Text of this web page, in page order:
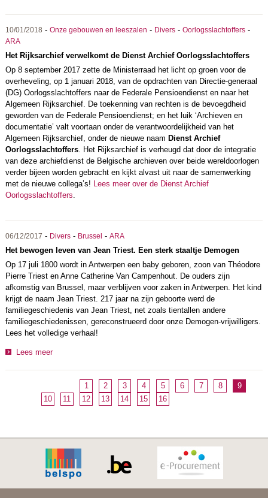
10/01/2018 - Onze gebouwen en leeszalen - Divers- Oorlogsslachtoffers-
ARA
Het Rijksarchief verwelkomt de Dienst Archief Oorlogsslachtoffers
Op 8 september 2017 zette de Ministerraad het licht op groen voor de
overheveling, op 1 januari 2018, van de opdrachten van Directie-generaal
(DG) Oorlogsslachtoffers naar de Federale Pensioendienst en naar het
Algemeen Rijksarchief. De toekenning van rechten is de bevoegdheid
geworden van de Federale Pensioendienst; en het luik ‘Archieven en
documentatie’ valt voortaan onder de verantwoordelijkheid van het
Algemeen Rijksarchief, onder de nieuwe naam Dienst Archief
Oorlogsslachtoffers. Het Rijksarchief is verheugd dat door de integratie
van deze archiefdienst de Belgische archieven over beide wereldoorlogen
verder bijeen worden gebracht en kijkt alvast uit naar de samenwerking
met de nieuwe collega’s! Lees meer over de Dienst Archief
Oorlogsslachtoffers.
06/12/2017 - Divers- Brussel - ARA
Het bewogen leven van Jean Triest. Een sterk staaltje Demogen
Op 17 juli 1800 wordt in Antwerpen een baby geboren, zoon van Théodore
Pierre Triest en Anne Catherine Van Campenhout. De ouders zijn
afkomstig van Brussel, maar verblijven voor zaken in Antwerpen. Het kind
krijgt de naam Jean Triest. 217 jaar na zijn geboorte werd de
familiegeschiedenis van Jean Triest, net zoals tientallen andere
familiegeschiedenissen, gereconstrueerd door onze Demogen-vrijwilligers.
Lees het volledige verhaal!
Lees meer
1 2 3 4 5 6 7 8
9
10
11 12 13 14 15 16